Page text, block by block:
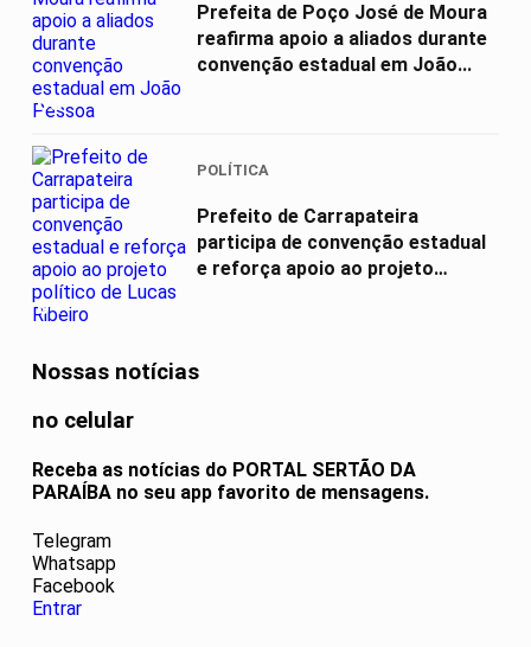
03
Prefeita de Poço José de Moura
reafirma apoio a aliados durante
convenção estadual em João...
04
POLÍTICA
Prefeito de Carrapateira
participa de convenção estadual
e reforça apoio ao projeto
Nossas notícias
no celular
Receba as notícias do PORTAL SERTÃO DA
PARAÍBA no seu app favorito de mensagens.
Telegram
Whatsapp
Facebook
Entrar